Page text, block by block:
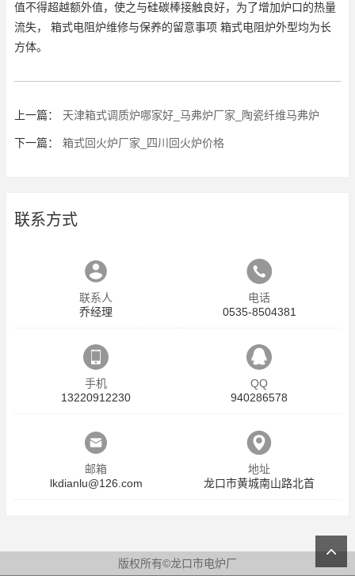
值不得超越额外值，使之与硅碳棒接触良好，为了增加炉口的热量
流失， 箱式电阻炉维修与保养的留意事项 箱式电阻炉外型均为长
方体。
上一篇： 天津箱式调质炉哪家好_马弗炉厂家_陶瓷纤维马弗炉
下一篇： 箱式回火炉厂家_四川回火炉价格
联系方式
联系人
乔经理
电话
0535-8504381
手机
13220912230
QQ
940286578
邮箱
lkdianlu@126.com
地址
龙口市黄城南山路北首
版权所有©龙口市电炉厂